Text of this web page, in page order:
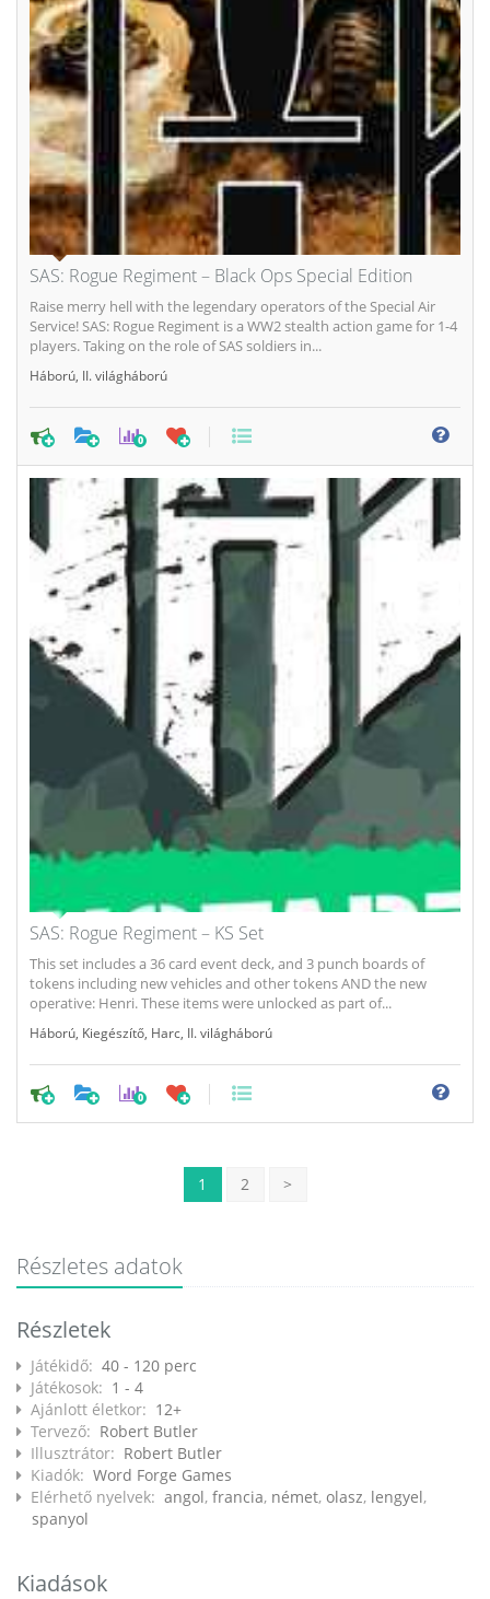
SAS: Rogue Regiment – Black Ops Special Edition
Raise merry hell with the legendary operators of the Special Air
Service! SAS: Rogue Regiment is a WW2 stealth action game for 1-4
players. Taking on the role of SAS soldiers in...
Háború II. világháború
0
SAS: Rogue Regiment – KS Set
This set includes a 36 card event deck, and 3 punch boards of
tokens including new vehicles and other tokens AND the new
operative: Henri. These items were unlocked as part of...
Háború Kiegészítő Harc II. világháború
0
1 2 >
Részletes adatok
Részletek
Játékidő: 40 - 120 perc
Játékosok: 1 - 4
Ajánlott életkor: 12+
Tervező: Robert Butler
Illusztrátor: Robert Butler
Kiadók: Word Forge Games
Elérhető nyelvek: angol, francia, német, olasz, lengyel,
spanyol
Kiadások